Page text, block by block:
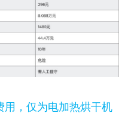
用，仅为电加热烘干机